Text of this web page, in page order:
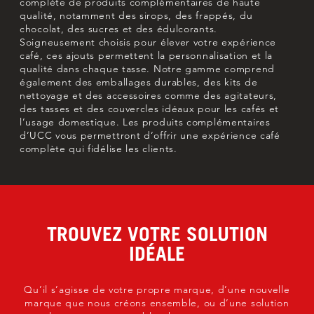
qualité, notamment des sirops, des frappés, du
chocolat, des sucres et des édulcorants.
Soigneusement choisis pour élever votre expérience
café, ces ajouts permettent la personnalisation et la
qualité dans chaque tasse. Notre gamme comprend
également des emballages durables, des kits de
nettoyage et des accessoires comme des agitateurs,
des tasses et des couvercles idéaux pour les cafés et
l’usage domestique. Les produits complémentaires
d’UCC vous permettront d’offrir une expérience café
complète qui fidélise les clients.
TROUVEZ VOTRE SOLUTION
IDÉALE
Qu’il s’agisse de votre propre marque, d’une nouvelle
marque que nous créons ensemble, ou d’une solution